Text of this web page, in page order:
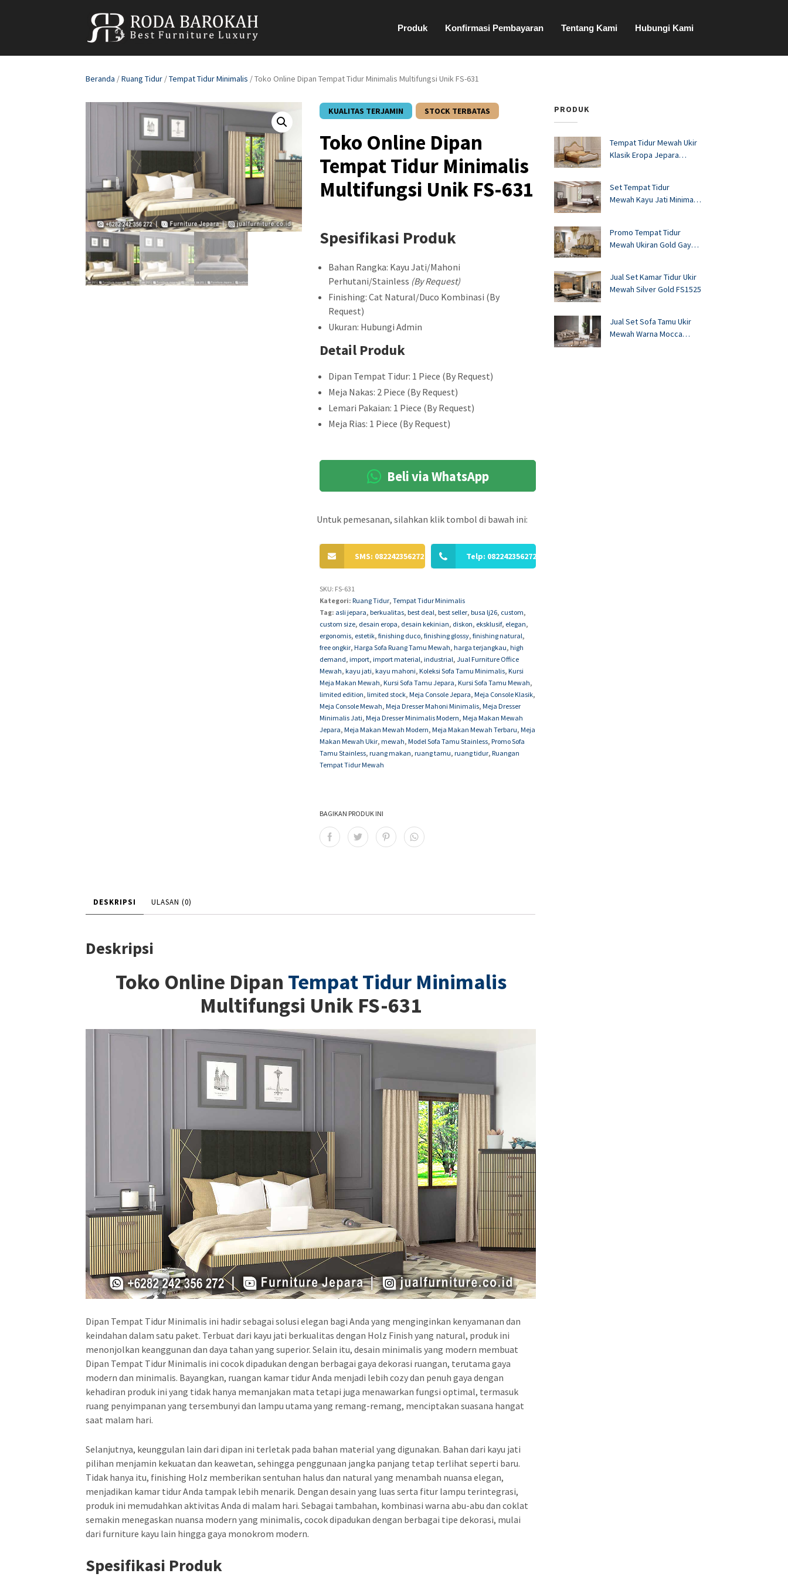
Produk Konfirmasi Pembayaran Tentang Kami Hubungi Kami
Beranda /Ruang Tidur /Tempat Tidur Minimalis / Toko Online Dipan Tempat Tidur Minimalis Multifungsi Unik FS-631
PRODUK
Tempat Tidur Mewah Ukir
Klasik Eropa Jepara
Set Tempat Tidur
Mewah Kayu Jati Minimalis
Promo Tempat Tidur
Mewah Ukiran Gold Gaya
Jual Set Kamar Tidur Ukir
Mewah Silver Gold FS1525
Jual Set Sofa Tamu Ukir
Mewah Warna Mocca
KUALITAS TERJAMIN STOCK TERBATAS
Toko Online Dipan
Tempat Tidur Minimalis
Multifungsi Unik FS-631
Spesifikasi Produk
Bahan Rangka: Kayu Jati/Mahoni
Perhutani/Stainless (By Request)
Finishing: Cat Natural/Duco Kombinasi (By
Request)
Ukuran: Hubungi Admin
Detail Produk
Dipan Tempat Tidur: 1 Piece (By Request)
Meja Nakas: 2 Piece (By Request)
Lemari Pakaian: 1 Piece (By Request)
Meja Rias: 1 Piece (By Request)
Beli via WhatsApp
Untuk pemesanan, silahkan klik tombol di bawah ini:
SMS: 082242356272 Telp: 082242356272
SKU: FS-631
Kategori:Ruang Tidur,Tempat Tidur Minimalis
Tag: asli jepara,berkualitas,best deal,best seller,busa lj26, custom,
custom size, desain eropa, desain kekinian, diskon, eksklusif, elegan,
ergonomis, estetik,finishing duco,finishing glossy,finishing natural,
free ongkir,Harga Sofa Ruang Tamu Mewah,harga terjangkau,high
demand,import,import material,industrial,Jual Furniture Office
Mewah,kayu jati,kayu mahoni,Koleksi Sofa Tamu Minimalis,Kursi
Meja Makan Mewah,Kursi Sofa Tamu Jepara,Kursi Sofa Tamu Mewah,
limited edition,limited stock,Meja Console Jepara,Meja Console Klasik,
Meja Console Mewah,Meja Dresser Mahoni Minimalis,Meja Dresser
Minimalis Jati,Meja Dresser Minimalis Modern,Meja Makan Mewah
Jepara,Meja Makan Mewah Modern,Meja Makan Mewah Terbaru,Meja
Makan Mewah Ukir,mewah,Model Sofa Tamu Stainless,Promo Sofa
Tamu Stainless,ruang makan,ruang tamu,ruang tidur,Ruangan
Tempat Tidur Mewah
BAGIKAN PRODUK INI
DESKRIPSI ULASAN (0)
Deskripsi
Toko Online Dipan Tempat Tidur Minimalis
Multifungsi Unik FS-631
Dipan Tempat Tidur Minimalis ini hadir sebagai solusi elegan bagi Anda yang menginginkan kenyamanan dan
keindahan dalam satu paket. Terbuat dari kayu jati berkualitas dengan Holz Finish yang natural, produk ini
menonjolkan keanggunan dan daya tahan yang superior. Selain itu, desain minimalis yang modern membuat
Dipan Tempat Tidur Minimalis ini cocok dipadukan dengan berbagai gaya dekorasi ruangan, terutama gaya
modern dan minimalis. Bayangkan, ruangan kamar tidur Anda menjadi lebih cozy dan penuh gaya dengan
kehadiran produk ini yang tidak hanya memanjakan mata tetapi juga menawarkan fungsi optimal, termasuk
ruang penyimpanan yang tersembunyi dan lampu utama yang remang-remang, menciptakan suasana hangat
saat malam hari.
Selanjutnya, keunggulan lain dari dipan ini terletak pada bahan material yang digunakan. Bahan dari kayu jati
pilihan menjamin kekuatan dan keawetan, sehingga penggunaan jangka panjang tetap terlihat seperti baru.
Tidak hanya itu, finishing Holz memberikan sentuhan halus dan natural yang menambah nuansa elegan,
menjadikan kamar tidur Anda tampak lebih menarik. Dengan desain yang luas serta fitur lampu terintegrasi,
produk ini memudahkan aktivitas Anda di malam hari. Sebagai tambahan, kombinasi warna abu-abu dan coklat
semakin menegaskan nuansa modern yang minimalis, cocok dipadukan dengan berbagai tipe dekorasi, mulai
dari furniture kayu lain hingga gaya monokrom modern.
Spesifikasi Produk